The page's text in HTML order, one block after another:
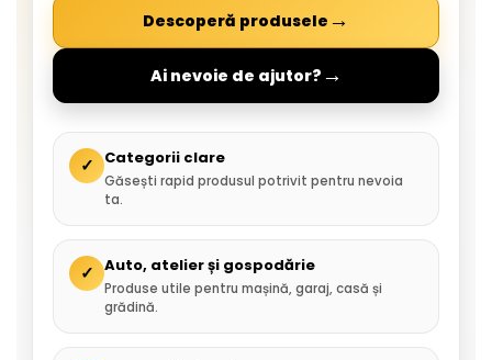
Descoperă produsele →
Ai nevoie de ajutor? →
✓ Categorii clare
Găsești rapid produsul potrivit pentru nevoia
ta.
✓ Auto, atelier și gospodărie
Produse utile pentru mașină, garaj, casă și
grădină.